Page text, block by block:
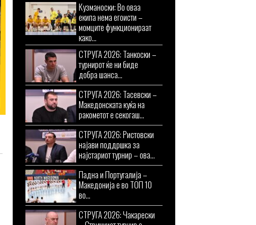
Кузманоски: Во оваа
екипа нема егоисти –
момците функционираат
како...
СТРУГА 2026: Танкоски –
турнирот ќе ни биде
добра шанса...
СТРУГА 2026: Тасевски –
Македонската куќа на
ракометот е секогаш...
СТРУГА 2026: Ристовски
најави поддршка за
најстариот турнир – ова...
Падна и Португалија –
Македонија е во ТОП 10
во...
СТРУГА 2026: Чакарески